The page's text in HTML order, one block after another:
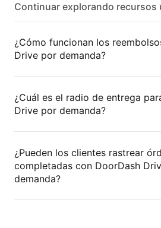
Continuar explorando recursos
¿Cómo funcionan los
Drive por demanda?
¿Cuál es el radio de entrega
Drive por demanda?
¿Pueden los clientes rastrear
completadas con DoorDash
demanda?